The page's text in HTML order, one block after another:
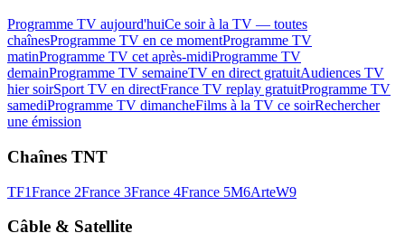
Programme TV aujourd'huiCe soir à la TV — toutes
chaînesProgramme TV en ce momentProgramme TV
matinProgramme TV cet après-midiProgramme TV
demainProgramme TV semaineTV en direct gratuitAudiences TV
hier soirSport TV en directFrance TV replay gratuitProgramme TV
samediProgramme TV dimancheFilms à la TV ce soirRechercher
une émission
Chaînes TNT
TF1France 2France 3France 4France 5M6ArteW9
Câble & Satellite